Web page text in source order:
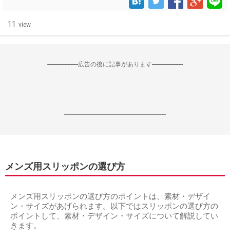
11 view
--------------------広告の後に記事があります--------------------
------------------------------------------------------------------
メンズ用スリッポンの選び方
メンズ用スリッポンの選び方のポイントは、素材・デザイ
ン・サイズがあげられます。以下ではスリッポンの選び方の
ポイントして、素材・デザイン・サイズについて解説してい
きます。